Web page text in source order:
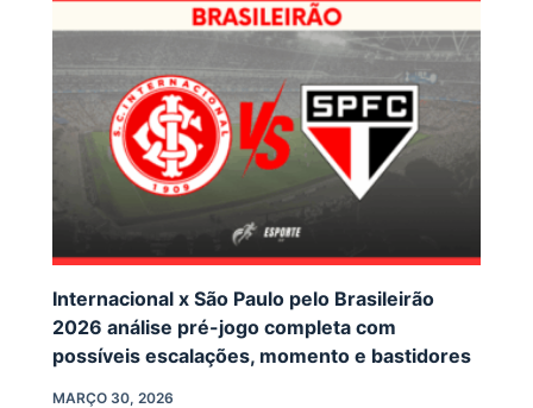
Internacional x São Paulo pelo Brasileirão
2026 análise pré-jogo completa com
possíveis escalações, momento e bastidores
MARÇO 30, 2026